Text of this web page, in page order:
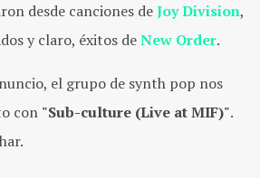
desde canciones deJoy Division,
y claro, éxitos deNew Order.
el grupo de synth pop nos
con "Sub-culture (Live at MIF)".